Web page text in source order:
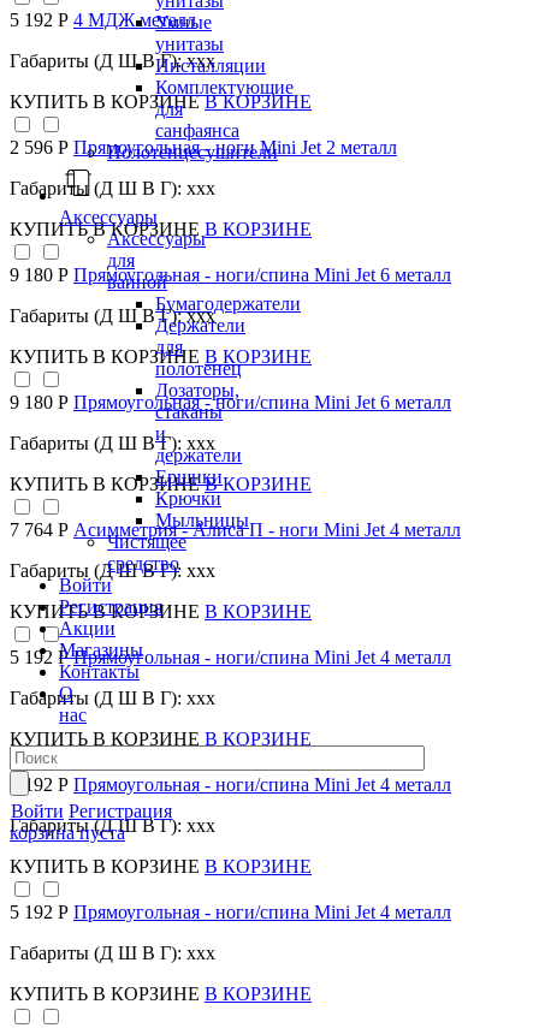
Умные
унитазы
Инсталляции
Комплектующие
для
санфаянса
Полотенцесушители
Аксессуары
Аксессуары
для
ванной
Бумагодержатели
Держатели
для
полотенец
Дозаторы,
стаканы
и
держатели
Ершики
Крючки
Мыльницы
Чистящее
средство
Войти
Регистрация
Акции
Магазины
Контакты
О
нас
Войти Регистрация
корзина пуста
5 192 Р 4 МДЖ металл
Габариты (Д Ш В Г): xxx
КУПИТЬ В КОРЗИНЕ В КОРЗИНЕ
2 596 Р Прямоугольная - ноги Mini Jet 2 металл
Габариты (Д Ш В Г): xxx
КУПИТЬ В КОРЗИНЕ В КОРЗИНЕ
9 180 Р Прямоугольная - ноги/спина Mini Jet 6 металл
Габариты (Д Ш В Г): xxx
КУПИТЬ В КОРЗИНЕ В КОРЗИНЕ
9 180 Р Прямоугольная - ноги/спина Mini Jet 6 металл
Габариты (Д Ш В Г): xxx
КУПИТЬ В КОРЗИНЕ В КОРЗИНЕ
7 764 Р Асимметрия - Алиса П - ноги Mini Jet 4 металл
Габариты (Д Ш В Г): xxx
КУПИТЬ В КОРЗИНЕ В КОРЗИНЕ
5 192 РПрямоугольная - ноги/спина Mini Jet 4 металл
Габариты (Д Ш В Г): xxx
КУПИТЬ В КОРЗИНЕ В КОРЗИНЕ
5 192 Р Прямоугольная - ноги/спина Mini Jet 4 металл
Габариты (Д Ш В Г): xxx
КУПИТЬ В КОРЗИНЕ В КОРЗИНЕ
5 192 Р Прямоугольная - ноги/спина Mini Jet 4 металл
Габариты (Д Ш В Г): xxx
КУПИТЬ В КОРЗИНЕ В КОРЗИНЕ